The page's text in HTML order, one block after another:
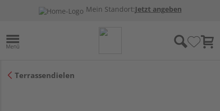
Mein Standort:Jetzt angeben
Terrassendielen